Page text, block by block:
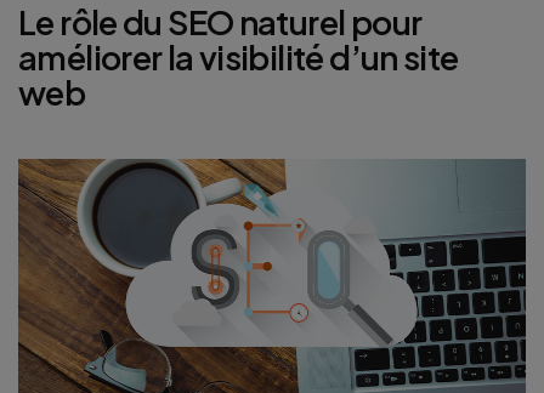
Le rôle du SEO naturel pour
améliorer la visibilité d’un site
web